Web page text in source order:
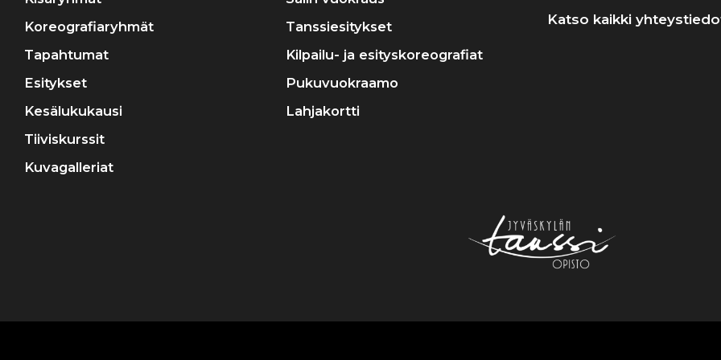
Koreografiaryhmät
Tapahtumat
Esitykset
Kesälukukausi
Tiiviskurssit
Kuvagalleriat
Tanssiesitykset
Kilpailu- ja esityskoreografiat
Pukuvuokraamo
Lahjakortti
Katso kaikki